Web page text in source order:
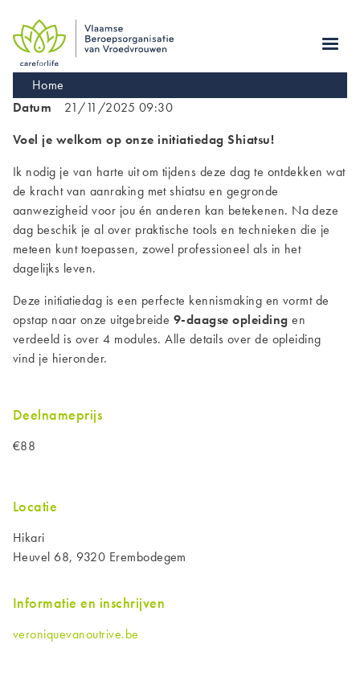
main
navigation
Kruimelpad
Home
Datum
21/11/2025 09:30
Voel je welkom op onze initiatiedag Shiatsu!
Ik nodig je van harte uit om tijdens deze dag te ontdekken wat
de kracht van aanraking met shiatsu en gegronde
aanwezigheid voor jou én anderen kan betekenen. Na deze
dag beschik je al over praktische tools en technieken die je
meteen kunt toepassen, zowel professioneel als in het
dagelijks leven.
Deze initiatiedag is een perfecte kennismaking en vormt de
opstap naar onze uitgebreide 9-daagse opleidingen
verdeeld is over 4 modules. Alle details over de opleiding
vind je hieronder.
Deelnameprijs
€88
Locatie
Hikari
Heuvel 68, 9320 Erembodegem
Informatie en inschrijven
veroniquevanoutrive.be